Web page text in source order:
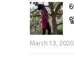
March 13, 2020